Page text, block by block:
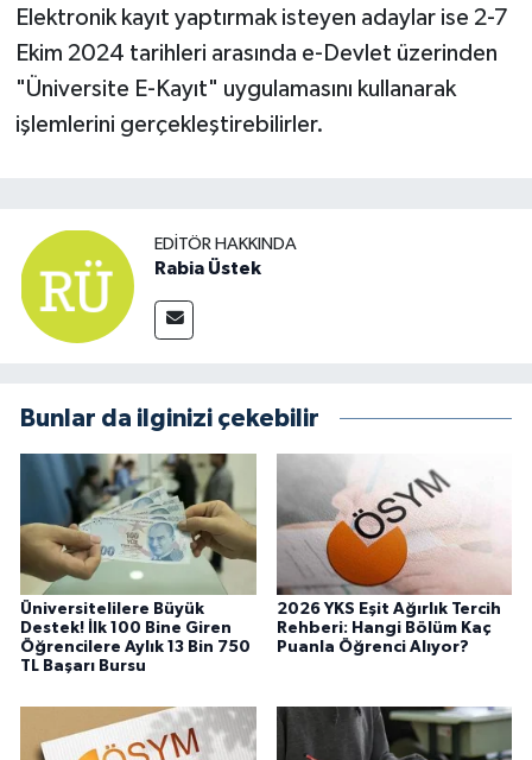
Elektronik kayıt yaptırmak isteyen adaylar ise 2-7
Ekim 2024 tarihleri arasında e-Devlet üzerinden
"Üniversite E-Kayıt" uygulamasını kullanarak
işlemlerini gerçekleştirebilirler.
EDITÖR HAKKINDA
Rabia Üstek
Bunlar da ilginizi çekebilir
Üniversitelilere Büyük
Destek! İlk 100 Bine Giren
Öğrencilere Aylık 13 Bin 750
TL Başarı Bursu
2026 YKS Eşit Ağırlık Tercih
Rehberi: Hangi Bölüm Kaç
Puanla Öğrenci Alıyor?